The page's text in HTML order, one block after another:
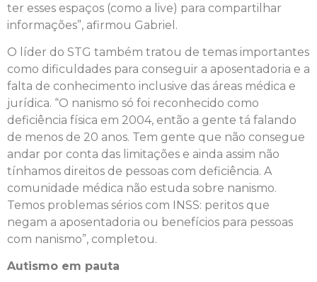
ter esses espaços (como a live) para compartilhar
informações”, afirmou Gabriel.
O líder do STG também tratou de temas importantes
como dificuldades para conseguir a aposentadoria e a
falta de conhecimento inclusive das áreas médica e
jurídica. “O nanismo só foi reconhecido como
deficiência física em 2004, então a gente tá falando
de menos de 20 anos. Tem gente que não consegue
andar por conta das limitações e ainda assim não
tínhamos direitos de pessoas com deficiência. A
comunidade médica não estuda sobre nanismo.
Temos problemas sérios com INSS: peritos que
negam a aposentadoria ou benefícios para pessoas
com nanismo”, completou.
Autismo em pauta